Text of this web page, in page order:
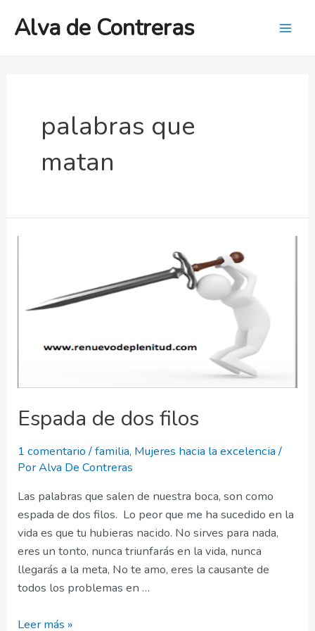
Alva de Contreras
palabras que
matan
Espada de dos filos
1 comentario /familia, Mujeres hacia la excelencia/
PorAlva De Contreras
Las palabras que salen de nuestra boca, son como
espada de dos filos. Lo peor que me ha sucedido en la
vida es que tu hubieras nacido. No sirves para nada,
eres un tonto, nunca triunfarás en la vida, nunca
llegarás a la meta, No te amo, eres la causante de
todos los problemas en …
Espada
Leer más »